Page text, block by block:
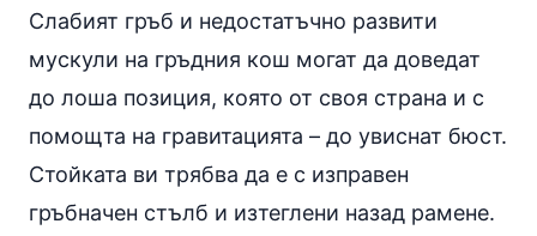
Слабият гръб и недостатъчно развити
мускули на гръдния кош могат да доведат
до лоша позиция, която от своя страна и с
помощта на гравитацията – до увиснат бюст.
Стойката ви трябва да е с изправен
гръбначен стълб и изтеглени назад рамене.